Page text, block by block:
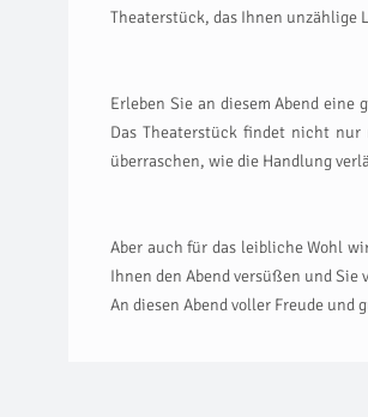
Theaterstück, das Ihnen unzählige
Erleben Sie an diesem Abend
Das Theaterstück findet nicht
überraschen, wie die Handlung
Aber auch für das leibliche Wohl
Ihnen den Abend versüßen und Sie
An diesen Abend voller Freude